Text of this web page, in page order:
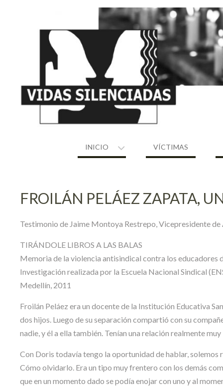
INICIO VÍCTIMAS
FROILÁN PELÁEZ ZAPATA,
Testimonio de Jaime Montoya Restrepo, Vicepresidente
TIRÁNDOLE LIBROS A LAS BALAS
Memoria de la violencia antisindical contra los educadores
Investigación realizada por la Escuela Nacional Sindical
Medellín, 2011
Froilán Peláez era un docente de la Institución Educativa
dos hijos. Luego de su separación compartió con su
nadie, y él a ella también. Tenían una relación realmente
Con Doris todavía tengo la oportunidad de hablar, solemos
Cómo olvidarlo. Era un tipo muy frentero con los demás
que en un momento dado se podía enojar con uno y al